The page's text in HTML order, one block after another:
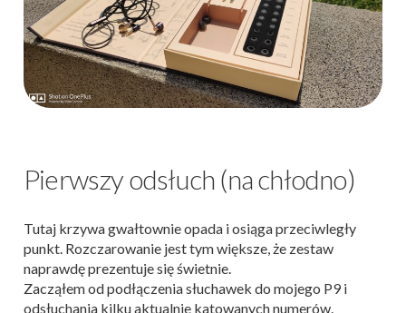
Pierwszy odsłuch (na chłodno)
Tutaj krzywa gwałtownie opada i osiąga przeciwległy
punkt. Rozczarowanie jest tym większe, że zestaw
naprawdę prezentuje się świetnie.
Zacząłem od podłączenia słuchawek do mojego P9 i
odsłuchania kilku aktualnie katowanych numerów.